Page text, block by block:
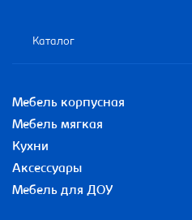
Каталог
Мебель корпусная
Мебель мягкая
Кухни
Аксессуары
Мебель для ДОУ